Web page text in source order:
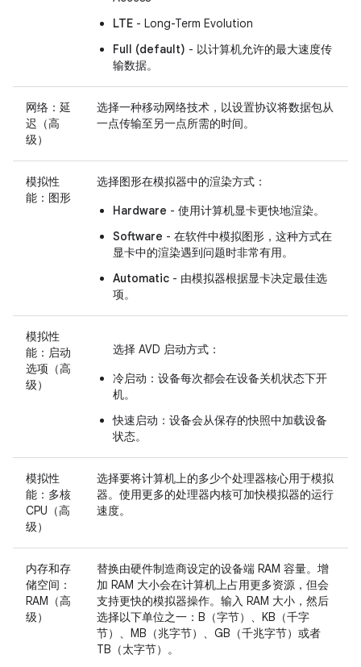
LTE - Long-Term Evolution
Full (default) - 以计算机允许的最大速度传
输数据。
网络：延
迟（高
级）
选择一种移动网络技术，以设置协议将数据包从
一点传输至另一点所需的时间。
模拟性
能：图形
选择图形在模拟器中的渲染方式：
Hardware - 使用计算机显卡更快地渲染。
Software - 在软件中模拟图形，这种方式在
显卡中的渲染遇到问题时非常有用。
Automatic - 由模拟器根据显卡决定最佳选
项。
模拟性
能：启动
选项（高
级）
选择 AVD 启动方式：
冷启动 ：设备每次都会在设备关机状态下开
机。
快速启动 ：设备会从保存的快照中加载设备
状态。
模拟性
能：多核
CPU（高
级）
选择要将计算机上的多少个处理器核心用于模拟
器。使用更多的处理器内核可加快模拟器的运行
速度。
内存和存
储空间：
RAM（高
级）
替换由硬件制造商设定的设备端 RAM 容量。增
加 RAM 大小会在计算机上占用更多资源，但会
支持更快的模拟器操作。输入 RAM 大小，然后
选择以下单位之一：B（字节）、KB（千字
节）、MB（兆字节）、GB（千兆字节）或者
TB（太字节）。